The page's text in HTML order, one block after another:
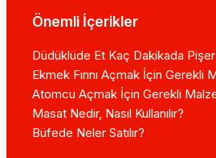
Önemli İçerikler
Düdüklüde Et Kaç Dakikada
Ekmek Fırını Açmak İçin Gerekli
Atomcu Açmak İçin Gerekli
Masat Nedir, Nasıl Kullanılır?
Büfede Neler Satılır?